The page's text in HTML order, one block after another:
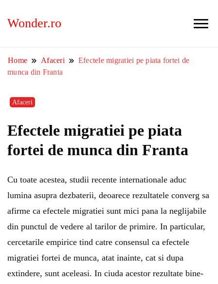
Wonder.ro
Home Afaceri
Efectele migratiei pe piata fortei de
munca din Franta
Afaceri
Efectele migratiei pe piata
fortei de munca din Franta
Cu toate acestea, studii recente internationale aduc
lumina asupra dezbaterii, deoarece rezultatele converg sa
afirme ca efectele migratiei sunt mici pana la neglijabile
din punctul de vedere al tarilor de primire. In particular,
cercetarile empirice tind catre consensul ca efectele
migratiei fortei de munca, atat inainte, cat si dupa
extindere, sunt aceleasi. In ciuda acestor rezultate bine-